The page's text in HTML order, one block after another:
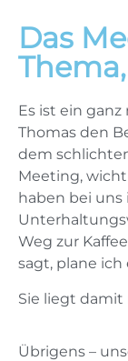
Das
Es ist ein
Thomas den
dem
Meeting,
haben bei
Weg zur
sagt, plane ich
Sie liegt damit
Übrigens –